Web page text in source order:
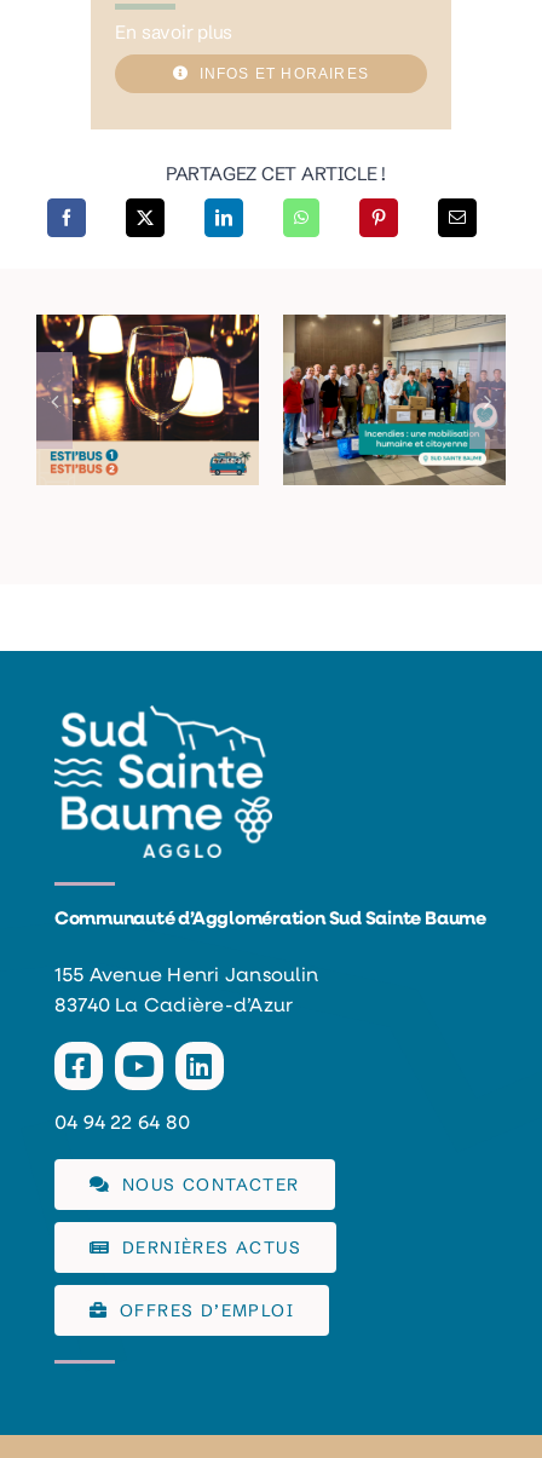
En savoir plus
INFOS ET HORAIRES
PARTAGEZ CET ARTICLE !
Rejoignez vos lieux
de sortie avec les
navettes Esti’Bus
Incendies dans le
Haut-Var : une
mobilisation
humaine et
citoyenne
Communauté d’Agglomération Sud Sainte Baume
155 Avenue Henri Jansoulin
83740 La Cadière-d’Azur
04 94 22 64 80
NOUS CONTACTER
DERNIÈRES ACTUS
OFFRES D’EMPLOI